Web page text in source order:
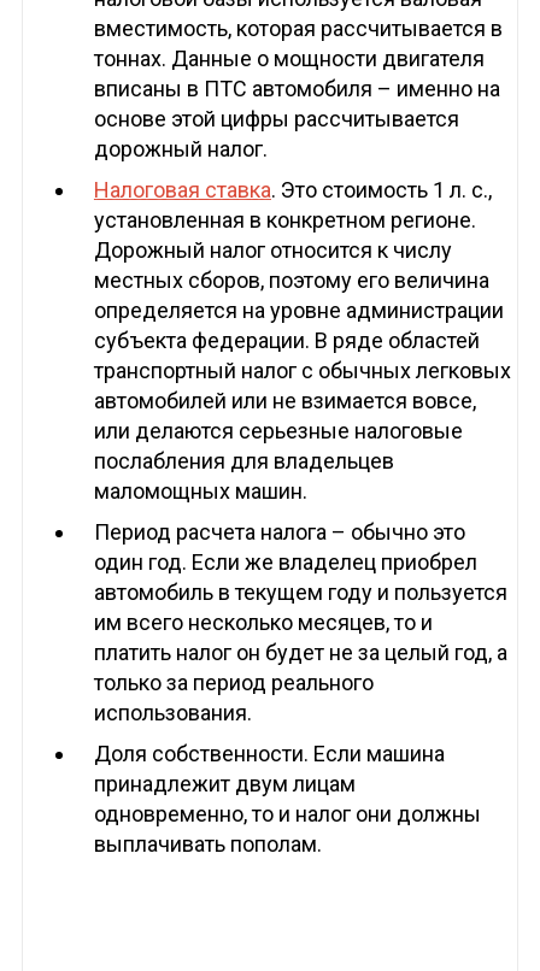
вместимость, которая рассчитывается в
тоннах. Данные о мощности двигателя
вписаны в ПТС автомобиля – именно на
основе этой цифры рассчитывается
дорожный налог.
Налоговая ставка. Это стоимость 1 л. с.,
установленная в конкретном регионе.
Дорожный налог относится к числу
местных сборов, поэтому его величина
определяется на уровне администрации
субъекта федерации. В ряде областей
транспортный налог с обычных легковых
автомобилей или не взимается вовсе,
или делаются серьезные налоговые
послабления для владельцев
маломощных машин.
Период расчета налога – обычно это
один год. Если же владелец приобрел
автомобиль в текущем году и пользуется
им всего несколько месяцев, то и
платить налог он будет не за целый год, а
только за период реального
использования.
Доля собственности. Если машина
принадлежит двум лицам
одновременно, то и налог они должны
выплачивать пополам.